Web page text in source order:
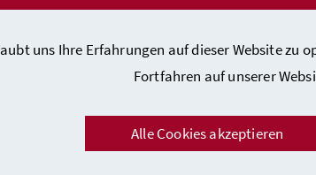
uns Ihre Erfahrungen auf dieser Website
Fortfahren auf unserer
Alle Cookies akzeptieren
Kontakt / Impressum /